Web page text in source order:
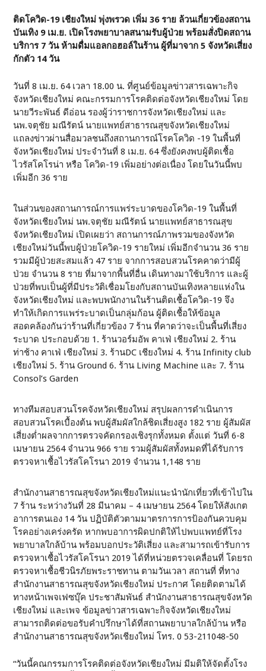
ติดโควิด-19 เชียงใหม่ พุ่งพรวด เพิ่ม 36 ราย ล้วนเกี่ยวข้องสถาน
บันเทิง 9 เม.ย. เปิดโรงพยาบาลสนามรับผู้ป่วย พร้อมสั่งปิดสถาน
บริการ 7 วัน ห้ามดื่มแอลกอฮอล์ในร้าน ผู้ที่มาจาก 5 จังหวัดเสี่ยง
กักตัว 14 วัน
วันที่ 8 เม.ย. 64 เวลา 18.00 น. ที่ศูนย์ข้อมูลข่าวสารเฉพาะกิจ
จังหวัดเชียงใหม่ คณะกรรมการโรคติดต่อจังหวัดเชียงใหม่ โดย
นายวีระพันธ์ ดีอ่อน รองผู้ว่าราชการจังหวัดเชียงใหม่ และ
นพ.จตุชัย มณีรัตน์ นายแพทย์สาธารณสุขจังหวัดเชียงใหม่
แถลงข่าวผ่านสื่อมวลชนถึงสถานการณ์โรคโควิด -19 ในพื้นที่
จังหวัดเชียงใหม่ ประจำวันที่ 8 เม.ย. 64 ซึ่งยังคงพบผู้ติดเชื้อ
ไวรัสโคโรน่า หรือ โควิด-19 เพิ่มอย่างต่อเนื่อง โดยในวันนี้พบ
เพิ่มอีก 36 ราย
ในส่วนของสถานการณ์การแพร่ระบาดของโควิด-19 ในพื้นที่
จังหวัดเชียงใหม่ นพ.จตุชัย มณีรัตน์ นายแพทย์สาธารณสุข
จังหวัดเชียงใหม่ เปิดเผยว่า สถานการณ์ภาพรวมของจังหวัด
เชียงใหม่วันนี้พบผู้ป่วยโควิด-19 รายใหม่ เพิ่มอีกจำนวน 36 ราย
รวมมีผู้ป่วยสะสมแล้ว 47 ราย จากการสอบสวนโรคคาดว่ามีผู้
ป่วย จำนวน 8 ราย ที่มาจากพื้นที่อื่น เดินทางมาใช้บริการ และผู้
ป่วยที่พบเป็นผู้ที่มีประวัติเชื่อมโยงกับสถานบันเทิงหลายแห่งใน
จังหวัดเชียงใหม่ และพบพนักงานในร้านติดเชื้อโควิด-19 จึง
ทำให้เกิดการแพร่ระบาดเป็นกลุ่มก้อน ผู้ติดเชื้อให้ข้อมูล
สอดคล้องกันว่าร้านที่เกี่ยวข้อง 7 ร้าน ที่คาดว่าจะเป็นพื้นที่เสี่ยง
ระบาด ประกอบด้วย 1. ร้านวอร์มอัพ คาเฟ่ เชียงใหม่ 2. ร้าน
ท่าช้าง คาเฟ่ เชียงใหม่ 3. ร้านDC เชียงใหม่ 4. ร้าน Infinity club
เชียงใหม่ 5. ร้าน Ground 6. ร้าน Living Machine และ 7. ร้าน
Consol’s Garden
ทางทีมสอบสวนโรคจังหวัดเชียงใหม่ สรุปผลการดำเนินการ
สอบสวนโรคเบื้องต้น พบผู้สัมผัสใกล้ชิดเสี่ยงสูง 182 ราย ผู้สัมผัส
เสี่ยงต่ำผลจากการตรวจคัดกรองเชิงรุกทั้งหมด ตั้งแต่ วันที่ 6-8
เมษายน 2564 จำนวน 966 ราย รวมผู้สัมผัสทั้งหมดที่ได้รับการ
ตรวจหาเชื้อไวรัสโคโรนา 2019 จำนวน 1,148 ราย
สำนักงานสาธารณสุขจังหวัดเชียงใหม่แนะนำนักเที่ยวที่เข้าไปใน
7 ร้าน ระหว่างวันที่ 28 มีนาคม – 4 เมษายน 2564 โดยให้สังเกต
อาการตนเอง 14 วัน ปฏิบัติตัวตามมาตรการการป้องกันควบคุม
โรคอย่างเคร่งครัด หากพบอาการผิดปกติให้ไปพบแพทย์ที่โรง
พยาบาลใกล้บ้าน พร้อมบอกประวัติเสี่ยง และสามารถเข้ารับการ
ตรวจหาเชื้อไวรัสโคโรนา 2019 ได้ที่หน่วยตรวจเคลื่อนที่ โดยรถ
ตรวจหาเชื้อชีวนิรภัยพระราชทาน ตามวันเวลา สถานที่ ที่ทาง
สำนักงานสาธารณสุขจังหวัดเชียงใหม่ ประกาศ โดยติดตามได้
ทางหน้าเพจเฟซบุ๊ค ประชาสัมพันธ์ สำนักงานสาธารณสุขจังหวัด
เชียงใหม่ และเพจ ข้อมูลข่าวสารเฉพาะกิจจังหวัดเชียงใหม่
สามารถติดต่อขอรับคำปรึกษาได้ที่สถานพยาบาลใกล้บ้าน หรือ
สำนักงานสาธารณสุขจังหวัดเชียงใหม่ โทร. 0 53-211048-50
“วันนี้คณกรรมการโรคติดต่อจังหวัดเชียงใหม่ มีมติให้จัดตั้งโรง